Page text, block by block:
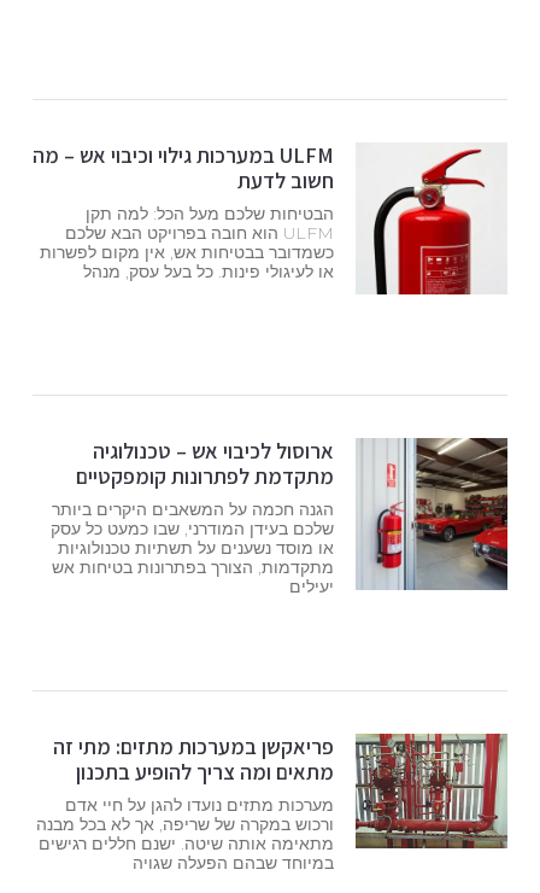
ULFM במערכות גילוי וכיבוי אש – מה
חשוב לדעת
הבטיחות שלכם מעל הכל: למה תקן
ULFM הוא חובה בפרויקט הבא שלכם
כשמדובר בבטיחות אש, אין מקום לפשרות
או לעיגולי פינות. כל בעל עסק, מנהל
ארוסול לכיבוי אש – טכנולוגיה
מתקדמת לפתרונות קומפקטיים
הגנה חכמה על המשאבים היקרים ביותר
שלכם בעידן המודרני, שבו כמעט כל עסק
או מוסד נשענים על תשתיות טכנולוגיות
מתקדמות, הצורך בפתרונות בטיחות אש
יעילים
פריאקשן במערכות מתזים: מתי זה
מתאים ומה צריך להופיע בתכנון
מערכות מתזים נועדו להגן על חיי אדם
ורכוש במקרה של שריפה, אך לא בכל מבנה
מתאימה אותה שיטה. ישנם חללים רגישים
במיוחד שבהם הפעלה שגויה